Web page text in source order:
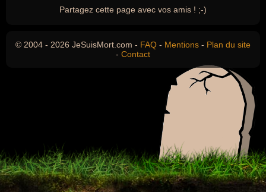
Partagez cette page avec vos amis ! ;-)
© 2004 - 2026 JeSuisMort.com - FAQ - Mentions - Plan du site
- Contact